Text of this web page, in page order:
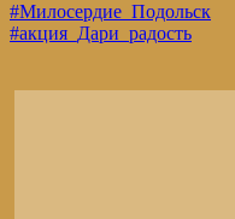
#Милосердие_Подольск
#акция_Дари_радость